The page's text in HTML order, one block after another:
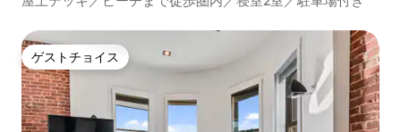
ゲストチョイス
ゲストチョイス